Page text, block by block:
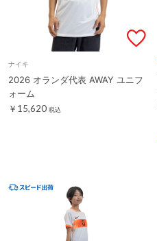
ナイキ
2026 オランダ代表 AWAY ユニフ
ォーム
￥15,620 税込